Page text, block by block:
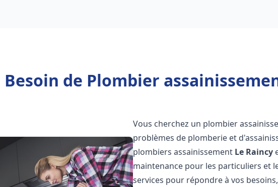
Besoin de Plombier
Vous cherchez un plombier
problèmes de plomberie et
plombiers assainissement Le Raincy
maintenance pour les particuliers et
services pour répondre à vos